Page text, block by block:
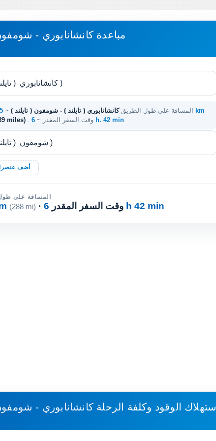
مباعدة كانشانابوري -
المسافة على طول الطريقكانشانابوري ( تايلند ) - شومفون ( تايلند ) ~
465 km
miles)
. وقت السفر المقدر ~ 6 h. 42 min
أضف عنصرا
المسافة على
(288 mi) · وقت السفر المقدر 6 h 42 min
استهلاك الوقود وكلفة الرحلة كانشانابوري -